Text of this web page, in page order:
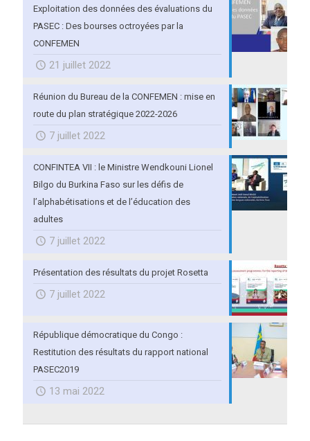
Exploitation des données des évaluations du
PASEC : Des bourses octroyées par la
CONFEMEN
21 juillet 2022
Réunion du Bureau de la CONFEMEN : mise en
route du plan stratégique 2022-2026
7 juillet 2022
CONFINTEA VII : le Ministre Wendkouni Lionel
Bilgo du Burkina Faso sur les défis de
l’alphabétisations et de l’éducation des
adultes
7 juillet 2022
Présentation des résultats du projet Rosetta
7 juillet 2022
République démocratique du Congo :
Restitution des résultats du rapport national
PASEC2019
13 mai 2022